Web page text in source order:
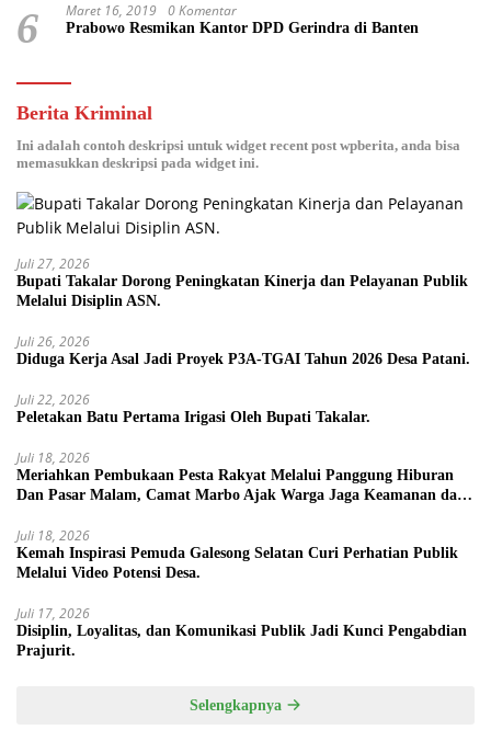
6 Maret 16, 2019 0 Komentar
Prabowo Resmikan Kantor DPD Gerindra di Banten
Berita Kriminal
Ini adalah contoh deskripsi untuk widget recent post wpberita, anda bisa
memasukkan deskripsi pada widget ini.
Juli 27, 2026
Bupati Takalar Dorong Peningkatan Kinerja dan Pelayanan Publik
Melalui Disiplin ASN.
Juli 26, 2026
Diduga Kerja Asal Jadi Proyek P3A-TGAI Tahun 2026 Desa Patani.
Juli 22, 2026
Peletakan Batu Pertama Irigasi Oleh Bupati Takalar.
Juli 18, 2026
Meriahkan Pembukaan Pesta Rakyat Melalui Panggung Hiburan
Dan Pasar Malam, Camat Marbo Ajak Warga Jaga Keamanan dan
Juli 18, 2026
Kemah Inspirasi Pemuda Galesong Selatan Curi Perhatian Publik
Melalui Video Potensi Desa.
Juli 17, 2026
Disiplin, Loyalitas, dan Komunikasi Publik Jadi Kunci Pengabdian
Prajurit.
Selengkapnya